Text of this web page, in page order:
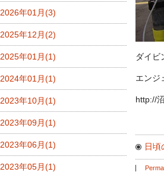
ダイビ
エンジ
http://
日頃
2026年01月(3)
2025年12月(2)
2025年01月(1)
2024年01月(1)
2023年10月(1)
2023年09月(1)
2023年06月(1)
2023年05月(1)